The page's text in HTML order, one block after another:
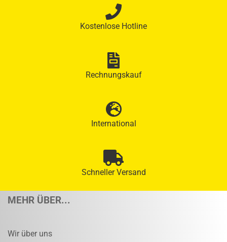
Kostenlose Hotline
Rechnungskauf
International
Schneller Versand
MEHR ÜBER...
Wir über uns